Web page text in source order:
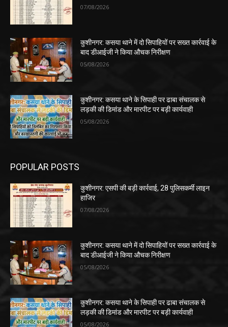
07/08/2026
कुशीनगर: कसया थाने में दो सिपाहियों पर सख्त कार्रवाई के
बाद डीआईजी ने किया औचक निरीक्षण
05/08/2026
कुशीनगर: कसया थाने के सिपाही पर ढाबा संचालक से
लड़की की डिमांड और मारपीट पर बड़ी कार्यवाही
05/08/2026
POPULAR POSTS
कुशीनगर: एसपी की बड़ी कार्रवाई, 28 पुलिसकर्मी लाइन
हाजिर
07/08/2026
कुशीनगर: कसया थाने में दो सिपाहियों पर सख्त कार्रवाई के
बाद डीआईजी ने किया औचक निरीक्षण
05/08/2026
कुशीनगर: कसया थाने के सिपाही पर ढाबा संचालक से
लड़की की डिमांड और मारपीट पर बड़ी कार्यवाही
05/08/2026